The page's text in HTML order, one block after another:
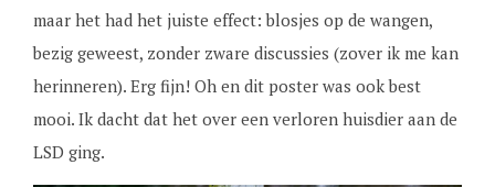
maar het had het juiste effect: blosjes op de wangen,
bezig geweest, zonder zware discussies (zover ik me kan
herinneren). Erg fijn! Oh en dit poster was ook best
mooi. Ik dacht dat het over een verloren huisdier aan de
LSD ging.